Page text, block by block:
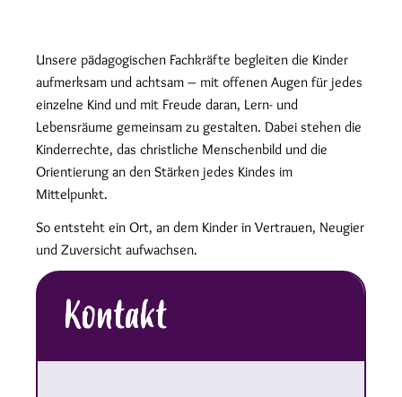
Unsere pädagogischen Fachkräfte begleiten die Kinder
aufmerksam und achtsam – mit offenen Augen für jedes
einzelne Kind und mit Freude daran, Lern- und
Lebensräume gemeinsam zu gestalten. Dabei stehen die
Kinderrechte, das christliche Menschenbild und die
Orientierung an den Stärken jedes Kindes im
Mittelpunkt.
So entsteht ein Ort, an dem Kinder in Vertrauen, Neugier
und Zuversicht aufwachsen.
Kontakt